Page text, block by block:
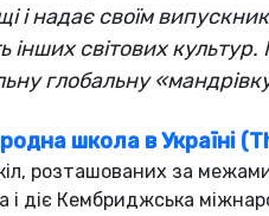
і надає своїм
інших світових
глобальну
школа в Україні
розташованих за
діє Кембриджська